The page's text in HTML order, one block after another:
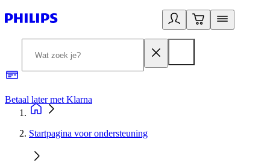
Betaal later met Klarna
Startpagina voor ondersteuning